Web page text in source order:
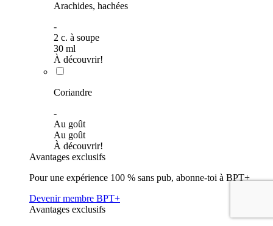
Arachides, hachées
-
2 c. à soupe
30 ml
À découvrir!
Coriandre
-
Au goût
Au goût
À découvrir!
Avantages exclusifs
Pour une expérience 100 % sans pub, abonne-toi à BPT+
Devenir membre BPT+
Avantages exclusifs